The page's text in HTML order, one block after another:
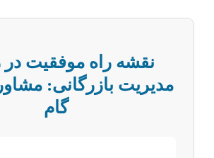
نقشه راه موفقیت در
مدیریت بازرگانی: مشاوره
گام